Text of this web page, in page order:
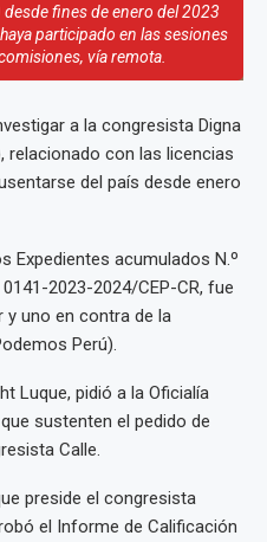
fines de enero del 2023
participado en las sesiones
vía remota.
a la congresista Digna
relacionado con las licencias
del país desde enero
Expedientes acumulados N.º
2023-2024/CEP-CR, fue
uno en contra de la
Perú).
Luque, pidió a la Oficialía
sustenten el pedido de
Calle.
preside el congresista
el Informe de Calificación